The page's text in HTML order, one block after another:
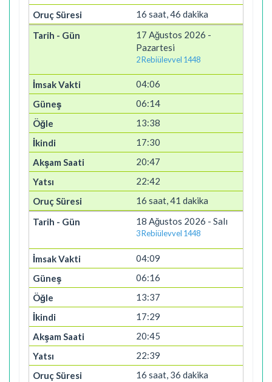
16 saat, 46 dakika
17 Ağustos 2026 -
Pazartesi
2 Rebiülevvel 1448
04:06
06:14
13:38
17:30
20:47
22:42
16 saat, 41 dakika
18 Ağustos 2026 - Salı
3 Rebiülevvel 1448
04:09
06:16
13:37
17:29
20:45
22:39
16 saat, 36 dakika